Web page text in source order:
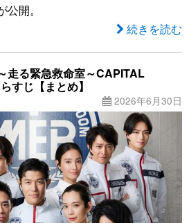
開。
続きを読む
走る緊急救命室～CAPITAL
すじ【まとめ】
2026年6月30日